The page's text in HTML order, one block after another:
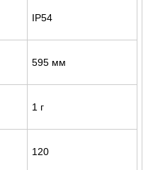
IP54
595 мм
1 г
120